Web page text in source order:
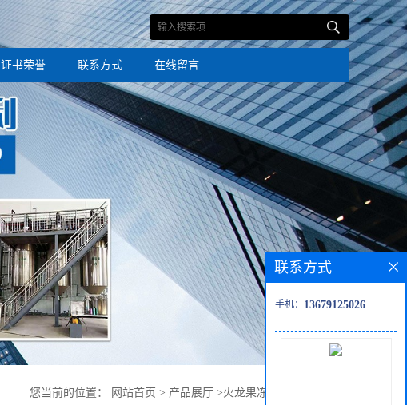
证书荣誉 联系方式 在线留言
您当前的位置： 网站首页 > 产品展厅 >火龙果冻干粉 无色素添加
联系方式
手机： 13679125026